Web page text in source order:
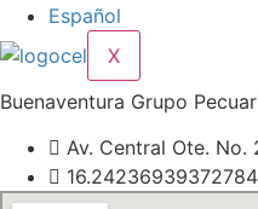
Español
X
Buenaventura Grupo
Av. Central Ote.